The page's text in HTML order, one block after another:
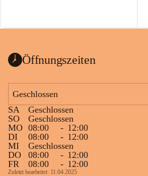
Öffnungszeiten
Geschlossen
SA
Geschlossen
SO
Geschlossen
MO 08:00 - 12:00
DI
08:00 - 12:00
MI
Geschlossen
DO
08:00 - 12:00
FR
08:00 - 12:00
Zuletzt bearbeitet: 11.04.2025